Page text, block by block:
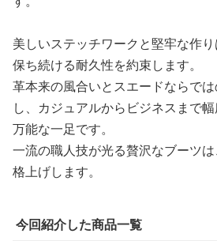
美しいステッチワークと堅牢な作
保ち続ける耐久性を約束します。
革本来の風合いとスエードならで
し、カジュアルからビジネスまで
万能な一足です。
一流の職人技が光る贅沢なブーツ
格上げします。
今回紹介した商品一覧